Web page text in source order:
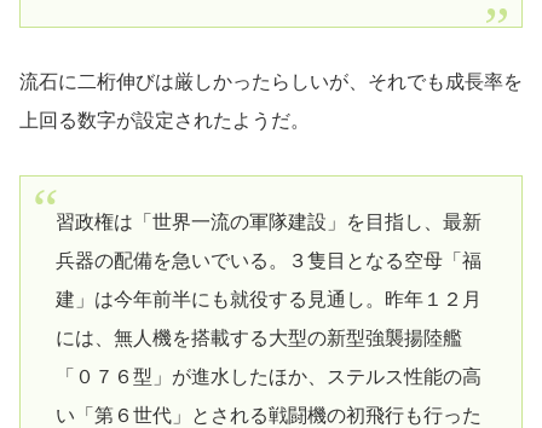
流石に二桁伸びは厳しかったらしいが、それでも成長率を
上回る数字が設定されたようだ。
習政権は「世界一流の軍隊建設」を目指し、最新
兵器の配備を急いでいる。３隻目となる空母「福
建」は今年前半にも就役する見通し。昨年１２月
には、無人機を搭載する大型の新型強襲揚陸艦
「０７６型」が進水したほか、ステルス性能の高
い「第６世代」とされる戦闘機の初飛行も行った